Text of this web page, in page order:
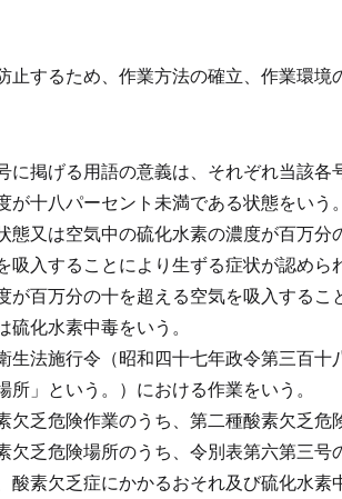
止するため、作業方法の確立、作業環
に掲げる用語の意義は、それぞれ当該各
が十八パーセント未満である状態をいう。
態又は空気中の硫化水素の濃度が百万分
吸入することにより生ずる症状が認めら
が百万分の十を超える空気を吸入するこ
硫化水素中毒をいう。
生法施行令（昭和四十七年政令第三百
」という。）における作業をいう。
欠乏危険作業のうち、第二種酸素欠乏危
欠乏危険場所のうち、令別表第六第三
酸素欠乏症にかかるおそれ及び硫化水